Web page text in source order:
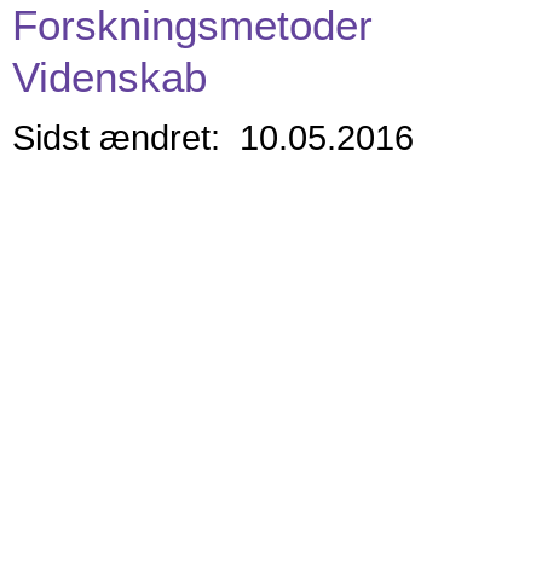
Forskningsmetoder
Videnskab
Sidst ændret: 10.05.2016